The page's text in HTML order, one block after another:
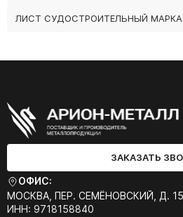
ЛИСТ СУДОСТРОИТЕЛЬНЫЙ МАРКА
ЗАКАЗАТЬ
ОФИС:
МОСКВА, ПЕР. СЕМЁНОВСКИЙ, Д. 15
ИНН: 9718158840